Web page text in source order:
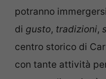
potranno
di gusto, tradizioni,
centro storico di
con tante attività